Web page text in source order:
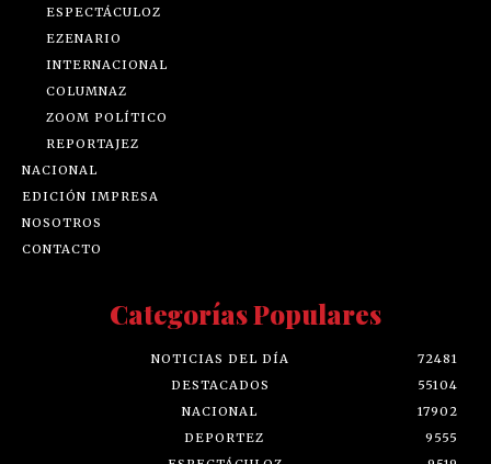
ESPECTÁCULOZ
EZENARIO
INTERNACIONAL
COLUMNAZ
ZOOM POLÍTICO
REPORTAJEZ
NACIONAL
EDICIÓN IMPRESA
NOSOTROS
CONTACTO
Categorías Populares
NOTICIAS DEL DÍA
72481
DESTACADOS
55104
NACIONAL
17902
DEPORTEZ
9555